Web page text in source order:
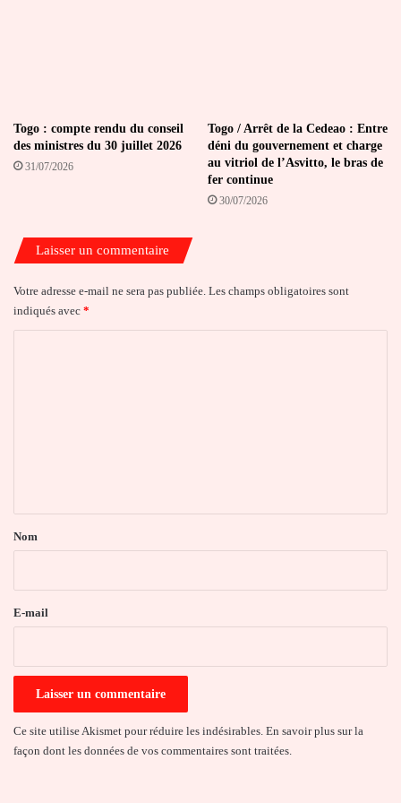
Togo : compte rendu du conseil
des ministres du 30 juillet 2026
31/07/2026
Togo / Arrêt de la Cedeao : Entre
déni du gouvernement et charge
au vitriol de l’Asvitto, le bras de
fer continue
30/07/2026
Laisser un commentaire
Votre adresse e-mail ne sera pas publiée. Les champs obligatoires sont
indiqués avec *
a
e
Nom
E-mail
Ce site utilise Akismet pour réduire les indésirables. En savoir plus sur la
façon dont les données de vos commentaires sont traitées.